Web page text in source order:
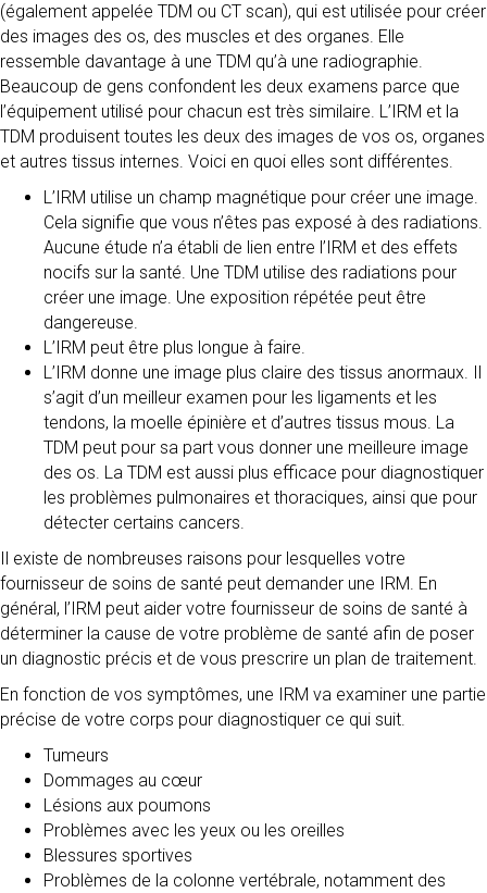
(également appelée TDM ou CT scan), qui est utilisée pour créer
des images des os, des muscles et des organes. Elle
ressemble davantage à une TDM qu’à une radiographie.
Beaucoup de gens confondent les deux examens parce que
l’équipement utilisé pour chacun est très similaire. L’IRM et la
TDM produisent toutes les deux des images de vos os, organes
et autres tissus internes. Voici en quoi elles sont différentes.
L’IRM utilise un champ magnétique pour créer une image.
Cela signifie que vous n’êtes pas exposé à des radiations.
Aucune étude n’a établi de lien entre l’IRM et des effets
nocifs sur la santé. Une TDM utilise des radiations pour
créer une image. Une exposition répétée peut être
dangereuse.
L’IRM peut être plus longue à faire.
L’IRM donne une image plus claire des tissus anormaux. Il
s’agit d’un meilleur examen pour les ligaments et les
tendons, la moelle épinière et d’autres tissus mous. La
TDM peut pour sa part vous donner une meilleure image
des os. La TDM est aussi plus efficace pour diagnostiquer
les problèmes pulmonaires et thoraciques, ainsi que pour
détecter certains cancers.
Il existe de nombreuses raisons pour lesquelles votre
fournisseur de soins de santé peut demander une IRM. En
général, l’IRM peut aider votre fournisseur de soins de santé à
déterminer la cause de votre problème de santé afin de poser
un diagnostic précis et de vous prescrire un plan de traitement.
En fonction de vos symptômes, une IRM va examiner une partie
précise de votre corps pour diagnostiquer ce qui suit.
Tumeurs
Dommages au cœur
Lésions aux poumons
Problèmes avec les yeux ou les oreilles
Blessures sportives
Problèmes de la colonne vertébrale, notamment des